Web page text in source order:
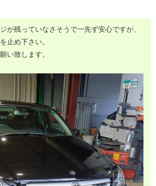
が残っていなさそうで一先ず安心ですが、
止め下さい。
い致します。